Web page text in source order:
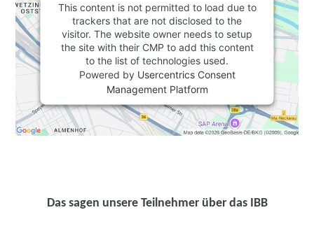
This content is not permitted to load due to
trackers that are not disclosed to the
visitor. The website owner needs to setup
the site with their CMP to add this content
to the list of technologies used.
Powered by Usercentrics Consent
Management Platform
Das sagen unsere Teilnehmer über das IBB